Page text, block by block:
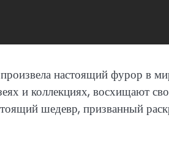
настоящий фурор в
и коллекциях, восхищают
шедевр, призванный